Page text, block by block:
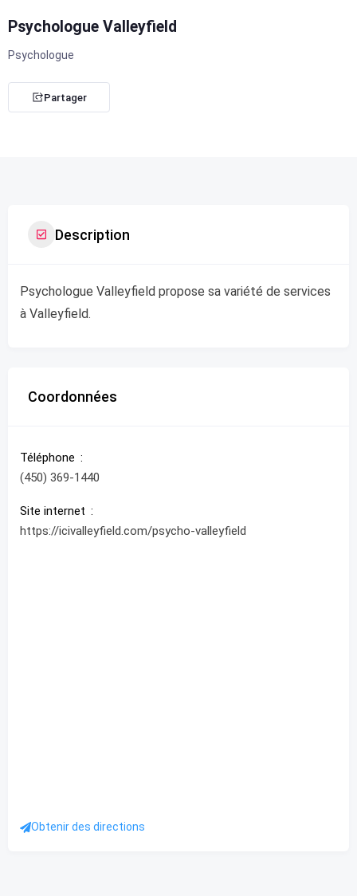
Psychologue Valleyfield
Psychologue
Partager
Description
Psychologue Valleyfield propose sa variété de services
à Valleyfield.
Coordonnées
Téléphone
(450) 369-1440
Site internet
https://icivalleyfield.com/psycho-valleyfield
Obtenir des directions